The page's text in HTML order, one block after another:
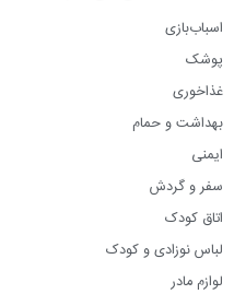
اسباب‌بازی
پوشک
غذاخوری
بهداشت و حمام
ایمنی
سفر و گردش
اتاق کودک
لباس نوزادی و کودک
لوازم مادر